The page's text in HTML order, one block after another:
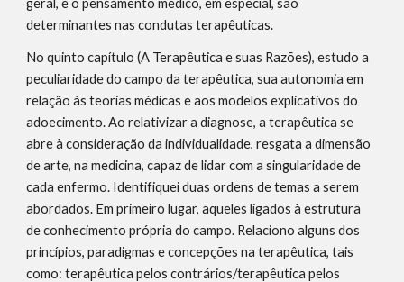
geral, e o pensamento médico, em especial, são
determinantes nas condutas terapêuticas.
No quinto capítulo (A Terapêutica e suas Razões), estudo a
peculiaridade do campo da terapêutica, sua autonomia em
relação às teorias médicas e aos modelos explicativos do
adoecimento. Ao relativizar a diagnose, a terapêutica se
abre à consideração da individualidade, resgata a dimensão
de arte, na medicina, capaz de lidar com a singularidade de
cada enfermo. Identifiquei duas ordens de temas a serem
abordados. Em primeiro lugar, aqueles ligados à estrutura
de conhecimento própria do campo. Relaciono alguns dos
princípios, paradigmas e concepções na terapêutica, tais
como: terapêutica pelos contrários/terapêutica pelos